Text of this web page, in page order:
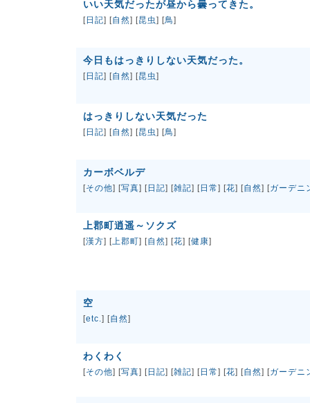
いい天気だったが昼から曇ってきた。
[日記] [自然] [昆虫] [鳥]
今日もはっきりしない天気だった。
[日記] [自然] [昆虫]
はっきりしない天気だった
[日記] [自然] [昆虫] [鳥]
カーボベルデ
[その他] [写真] [日記] [雑記] [日常] [花] [自然] [ガーデニ
上郡町逍遥～ソクズ
[漢方] [上郡町] [自然] [花] [健康]
空
[etc.] [自然]
わくわく
[その他] [写真] [日記] [雑記] [日常] [花] [自然] [ガーデニ